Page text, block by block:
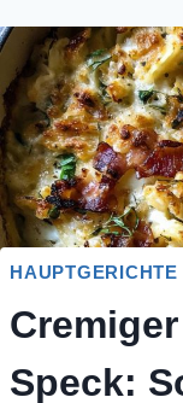
HAUPTGERICHTE
Speck: